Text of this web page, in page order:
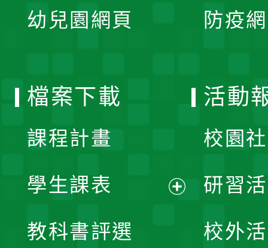
幼兒園網頁 防疫
檔案下載
課程計畫
學生課表
教科書評選
活動
校園
研習
校外